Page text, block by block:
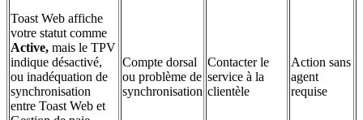
Toast Web affiche
votre statut comme
Active, mais le TPV
indique désactivé,
ou inadéquation de
synchronisation
entre Toast Web et
Compte dorsal
ou problème de
synchronisation
Contacter le
service à la
clientèle
Action sans
agent
requise